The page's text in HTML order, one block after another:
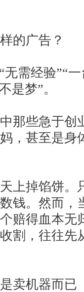
的广告？
需经验”“一
是梦”。
些急于创
，甚至是身
掉馅饼。
钱。然而，
赔得血本无
割，往往先
卖机器而已